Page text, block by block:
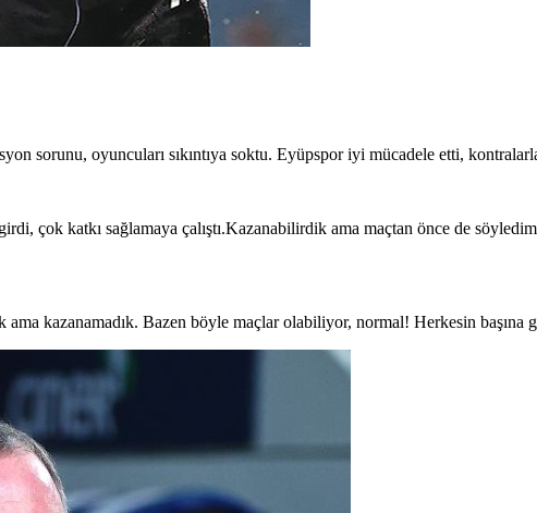
sorunu, oyuncuları sıkıntıya soktu. Eyüpspor iyi mücadele etti, kontralarla
çok katkı sağlamaya çalıştı.Kazanabilirdik ama maçtan önce de
ama kazanamadık. Bazen böyle maçlar olabiliyor, normal! Herkesin